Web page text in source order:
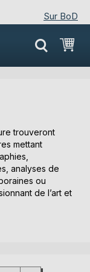
Sur BoD
trouveront
mettant
analyses de
ou
de l’art et